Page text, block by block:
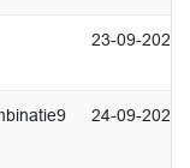
23-09-2025
24-09-2025